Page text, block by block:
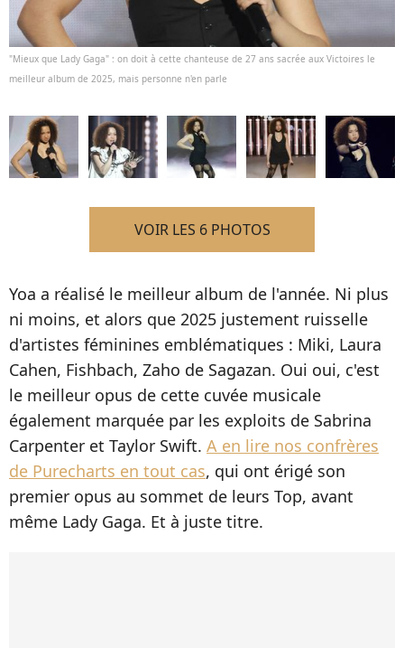
"Mieux que Lady Gaga" : on doit à cette chanteuse de 27 ans sacrée aux Victoires le
meilleur album de 2025, mais personne n'en parle
VOIR LES 6 PHOTOS
Yoa a réalisé le meilleur album de l'année. Ni plus
ni moins, et alors que 2025 justement ruisselle
d'artistes féminines emblématiques : Miki, Laura
Cahen, Fishbach, Zaho de Sagazan. Oui oui, c'est
le meilleur opus de cette cuvée musicale
également marquée par les exploits de Sabrina
Carpenter et Taylor Swift. A en lire nos confrères
de Purecharts en tout cas, qui ont érigé son
premier opus au sommet de leurs Top, avant
même Lady Gaga. Et à juste titre.